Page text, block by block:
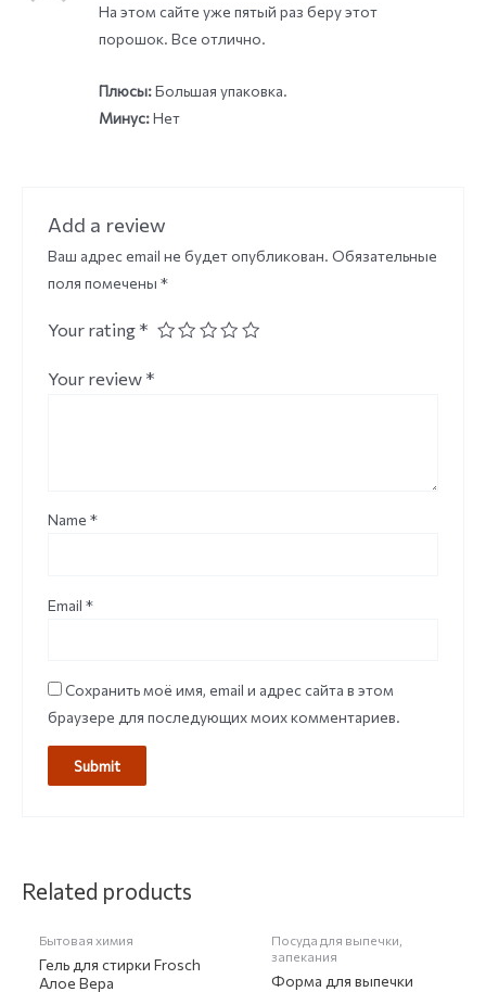
На этом сайте уже пятый раз беру этот
порошок. Все отлично.
Плюсы:Большая упаковка.
Минус:Нет
Add a review
Ваш адрес email не будет опубликован. Обязательные
поля помечены *
Your rating *
Your review *
Name *
Email *
Сохранить моё имя, email и адрес сайта в этом
браузере для последующих моих комментариев.
Related products
Бытовая химия
Гель для стирки Frosch
Алое Вера
Посуда для выпечки,
запекания
Форма для выпечки